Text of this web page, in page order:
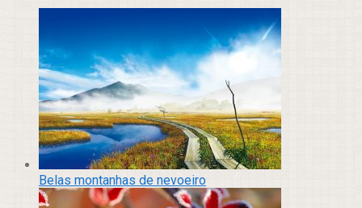
Belas montanhas de nevoeiro